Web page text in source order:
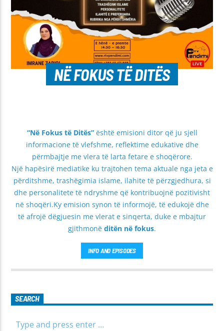
NË FOKUS TË DITËS
“Në Fokus të Ditës”është emisioni ditor që ju sjell
informacione të vlefshme, reflektime edukative dhe
përmbajtje me vlera të larta fetare e shoqërore.
Një hapësirë mediatike ku trajtohen tema aktuale nga jeta e
përditshme, trashëgimia islame, ilahite të përzgjedhura, si
dhe personalitete të ndryshme që kontribuojnë pozitivisht
në shoqëri.Ky emision synon të informojë, të edukojë dhe
të afrojë dëgjuesin me vlerat e sinqerta, duke e mbajtur
gjithmonë ditën në fokus.
INFO AND EPISODES
SEARCH